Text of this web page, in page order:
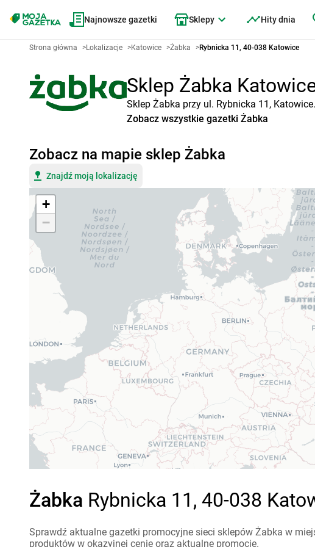
Najnowsze gazetki Sklepy Hity dnia
Strona główna >Lokalizacje >Katowice >Żabka >Rybnicka 11, 40-038 Katowice
Sklep Żabka
Sklep Żabka przy ul. Rybnicka 11,
Zobacz wszystkie gazetki Żabka
Zobacz na mapie sklep Żabka
Znajdź moją lokalizację
+
−
Żabka Rybnicka 11, 40-038
Sprawdź aktualne gazetki promocyjne sieci sklepów Żabka w
produktów w okazyjnej cenie oraz aktualne promocje.